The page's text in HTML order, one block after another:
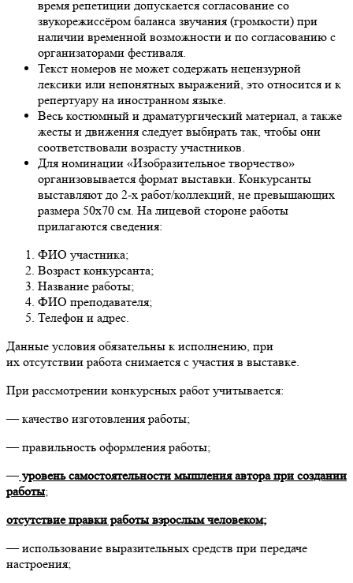
время репетиции допускается согласование со
звукорежиссёром баланса звучания (громкости) при
наличии временной возможности и по согласованию с
организаторами фестиваля.
Текст номеров не может содержать нецензурной
лексики или непонятных выражений, это относится и к
репертуару на иностранном языке.
Весь костюмный и драматургический материал, а также
жесты и движения следует выбирать так, чтобы они
соответствовали возрасту участников.
Для номинации «Изобразительное творчество»
организовывается формат выставки. Конкурсанты
выставляют до 2-х работ/коллекций, не превышающих
размера 50х70 см. На лицевой стороне работы
прилагаются сведения:
ФИО участника;
Возраст конкурсанта;
Название работы;
ФИО преподавателя;
Телефон и адрес.
Данные условия обязательны к исполнению, при
их отсутствии работа снимается с участия в выставке.
При рассмотрении конкурсных работ учитывается:
— качество изготовления работы;
— правильность оформления работы;
—уровень самостоятельности мышления автора при создании
работы;
отсутствие правки работы взрослым человеком;
— использование выразительных средств при передаче
настроения;